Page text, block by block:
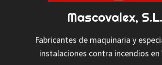
Mascovalex, S.L.
Fabricantes de maquinaria y
instalaciones contra incendios en